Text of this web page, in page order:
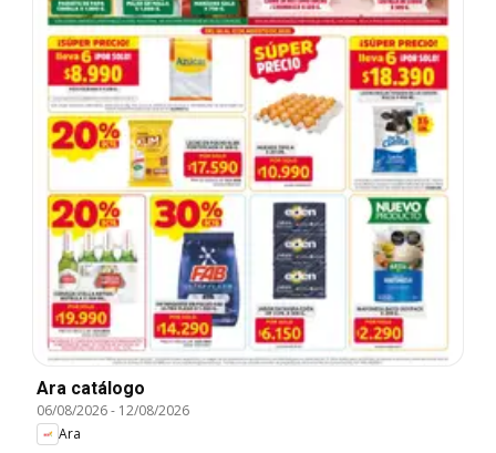
Ara catálogo
06/08/2026- 12/08/2026
Ara